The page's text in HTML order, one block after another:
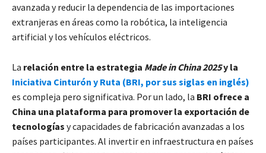
avanzada y reducir la dependencia de las importaciones
extranjeras en áreas como la robótica, la inteligencia
artificial y los vehículos eléctricos.
La relación entre la estrategia Made in China 2025y la
Iniciativa Cinturón y Ruta (BRI, por sus siglas en inglés)
es compleja pero significativa. Por un lado, la BRI ofrece a
China una plataforma para promover la exportación de
tecnologías y capacidades de fabricación avanzadas a los
países participantes. Al invertir en infraestructura en países